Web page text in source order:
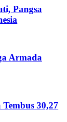
Pangsa
Armada
30,27